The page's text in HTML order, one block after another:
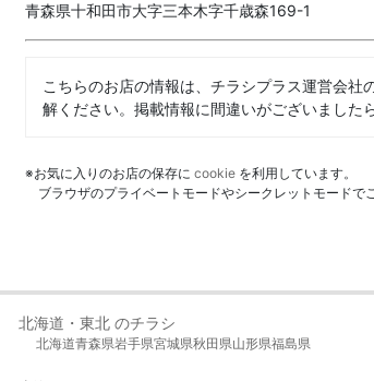
青森県十和田市大字三本木字千歳森169-1
こちらのお店の情報は、チラシプラス運営会
解ください。掲載情報に間違いがございました
※お気に入りのお店の保存に cookie を利用しています。
ブラウザのプライベートモードやシークレットモード
北海道・東北 のチラシ
北海道青森県岩手県宮城県秋田県山形県福島県